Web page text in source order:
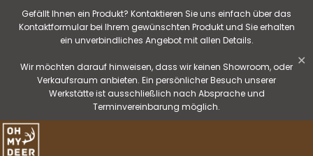
Gefällt Ihnen ein Produkt? Kontaktieren Sie uns einfach über das
Kontaktformular bei Ihrem gewünschten Produkt und Sie erhalten
ein unverbindliches Angebot mit allen Details.
Wir möchten darauf hinweisen, dass wir keinen Showroom, oder
Verkaufsraum anbieten. Ein persönlicher Besuch unserer
Werkstätte ist ausschließlich nach Absprache und
Terminvereinbarung möglich.
✕